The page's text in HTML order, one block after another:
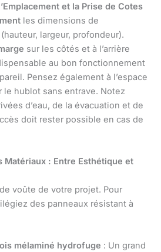
et la Prise de Cotes
les dimensions de
(hauteur, largeur, profondeur).
sur les côtés et à l’arrière
au bon fonctionnement
Pensez également à l’espace
le hublot sans entrave. Notez
d’eau, de la évacuation et de
doit rester possible en cas de
Matériaux : Entre Esthétique et
voûte de votre projet. Pour
des panneaux résistant à
mélaminé hydrofuge : Un grand